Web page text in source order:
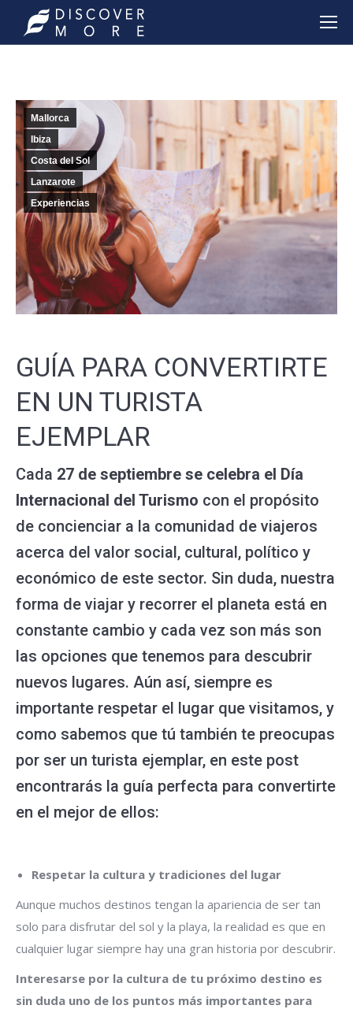
Mallorca
Ibiza
Costa del Sol
Lanzarote
Experiencias
GUÍA PARA CONVERTIRTE
EN UN TURISTA
EJEMPLAR
Cada 27 de septiembre se celebra el Día
Internacional del Turismo con el propósito
de concienciar a la comunidad de viajeros
acerca del valor social, cultural, político y
económico de este sector. Sin duda, nuestra
forma de viajar y recorrer el planeta está en
constante cambio y cada vez son más son
las opciones que tenemos para descubrir
nuevos lugares. Aún así, siempre es
importante respetar el lugar que visitamos, y
como sabemos que tú también te preocupas
por ser un turista ejemplar, en este post
encontrarás la guía perfecta para convertirte
en el mejor de ellos:
Respetar la cultura y tradiciones del lugar
Aunque muchos destinos tengan la apariencia de ser tan
solo para disfrutar del sol y la playa, la realidad es que en
cualquier lugar siempre hay una gran historia por descubrir.
Interesarse por la cultura de tu próximo destino es
sin duda uno de los puntos más importantes para